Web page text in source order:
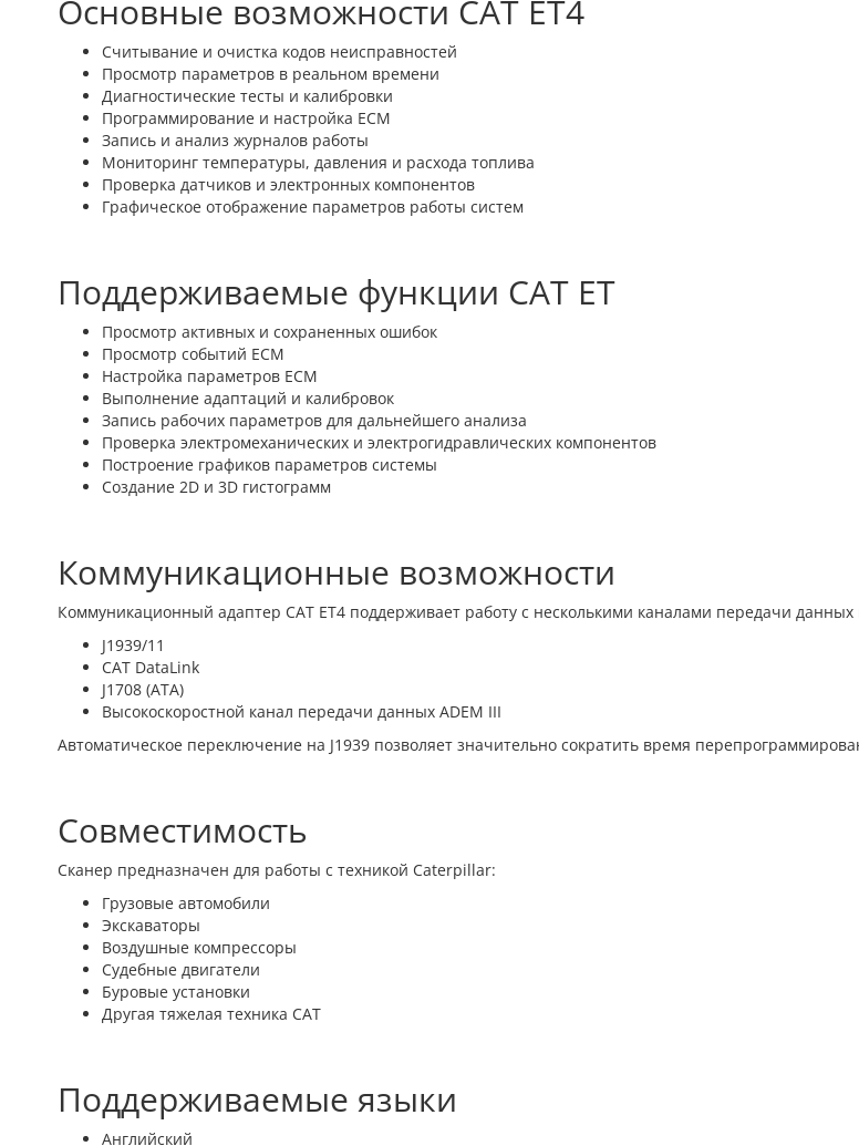
Основные возможности CAT ET4
Считывание и очистка кодов неисправностей
Просмотр параметров в реальном времени
Диагностические тесты и калибровки
Программирование и настройка ECM
Запись и анализ журналов работы
Мониторинг температуры, давления и расхода топлива
Проверка датчиков и электронных компонентов
Графическое отображение параметров работы систем
Поддерживаемые функции CAT ET
Просмотр активных и сохраненных ошибок
Просмотр событий ECM
Настройка параметров ECM
Выполнение адаптаций и калибровок
Запись рабочих параметров для дальнейшего анализа
Проверка электромеханических и электрогидравлических компонентов
Построение графиков параметров системы
Создание 2D и 3D гистограмм
Коммуникационные возможности
Коммуникационный адаптер CAT ET4 поддерживает работу с несколькими каналами передачи
J1939/11
CAT DataLink
J1708 (ATA)
Высокоскоростной канал передачи данных ADEM III
Автоматическое переключение на J1939 позволяет значительно сократить время
Совместимость
Сканер предназначен для работы с техникой Caterpillar:
Грузовые автомобили
Экскаваторы
Воздушные компрессоры
Судебные двигатели
Буровые установки
Другая тяжелая техника CAT
Поддерживаемые языки
Английский